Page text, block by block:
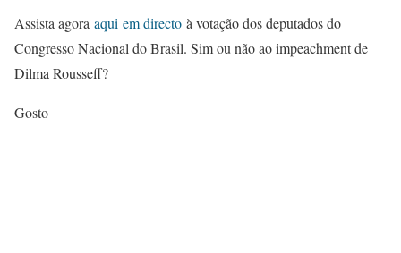
Assista agora aqui em directo à votação dos deputados do
Congresso Nacional do Brasil. Sim ou não ao impeachment de
Dilma Rousseff?
Gosto